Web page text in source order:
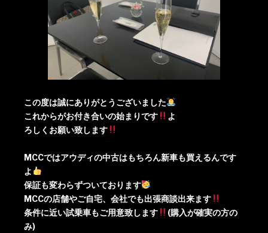
この度は誠にありがとうございました
これからがお付き合いの始まりです
よ
ろしくお願い致します
MCCではアウディの中古はもちろん新車も買えるんです
よ
保証も変わらずついております
MCCの店舗やご自宅、会社でも出張商談出来ます
条件に近い試乗車もご用意致します
(購入が確実の方の
み)